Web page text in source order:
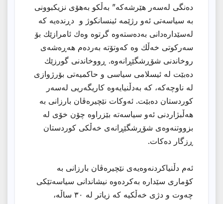
دەنگی لەسەر هێرشەکە” بەڵکو بەهۆی نزیکبوونی
بە سیاسەتی ئەو رژێمە ئینسانکوژ و دڕندەیە کە
لەسێدارەدانی بەدەستەوە گرتوە وەك ئامرازێك بۆ
سەرکوتی خەڵك وە کەوتۆتە بەردەم هەڕەشەی
روخاندنی شۆڕشگێڕانەوە. ڕووخاندنی گورزێك
دەبێت لە ئیسلامی سیاسی و حاکمیەتی بۆرژوازی
لە ناوچەکە، کە بەدڵنیایەوە کاریگەریی لەسەر
کوردستان دەبێت. ئەوکات نێچیرەڤان بارزانی بە
هەڵبژاردنی ئەو سیاسەتە بێزراوە چۆن خۆی لە
بزووتنەوەی شۆڕشگێڕانەی خەڵکی کوردستان
ڕزگار دەکات.
ئەم دڵنیاکردنەوەیەی نێچیرەڤان بارزانی بە
کۆماری سێدارە بەکردەوە نیشاندانی سیاسەتێکی
چەوت و دژی خەڵکیە کە زیاتر لە ٣٠ ساڵە،